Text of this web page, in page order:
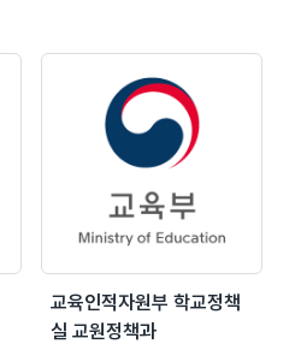
교육인적자원부 학교정책
실 교원정책과